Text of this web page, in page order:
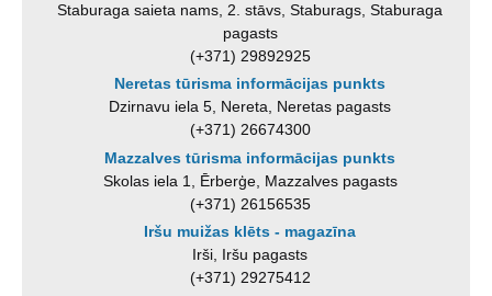
Staburaga saieta nams, 2. stāvs, Staburags, Staburaga
pagasts
(+371) 29892925
Neretas tūrisma informācijas punkts
Dzirnavu iela 5, Nereta, Neretas pagasts
(+371) 26674300
Mazzalves tūrisma informācijas punkts
Skolas iela 1, Ērberģe, Mazzalves pagasts
(+371) 26156535
Iršu muižas klēts - magazīna
Irši, Iršu pagasts
(+371) 29275412